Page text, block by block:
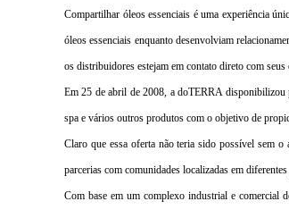
Compartilhar óleos essenciais é uma experiência
óleos essenciais enquanto desenvolviam
os distribuidores estejam em contato direto com seus
Em 25 de abril de 2008, a doTERRA disponibilizou
spa e vários outros produtos com o objetivo de
Claro que essa oferta não teria sido possível sem
parcerias com comunidades localizadas em
Com base em um complexo industrial e comercial